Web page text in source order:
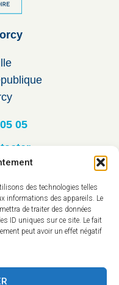
des technologies telles
informations des appareils. Le
de traiter des données
ID uniques sur ce site. Le fait
peut avoir un effet négatif
05
: